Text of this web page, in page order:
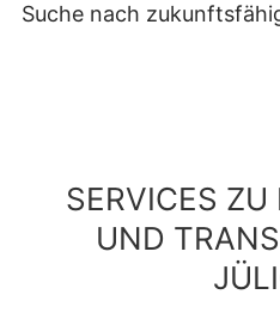
Suche nach
SERVICES
UND